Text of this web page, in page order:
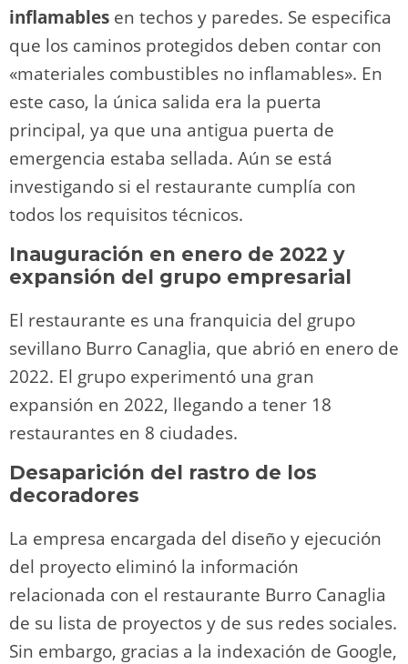
inflamables en techos y paredes. Se especifica
que los caminos protegidos deben contar con
«materiales combustibles no inflamables». En
este caso, la única salida era la puerta
principal, ya que una antigua puerta de
emergencia estaba sellada. Aún se está
investigando si el restaurante cumplía con
todos los requisitos técnicos.
Inauguración en enero de 2022 y
expansión del grupo empresarial
El restaurante es una franquicia del grupo
sevillano Burro Canaglia, que abrió en enero de
2022. El grupo experimentó una gran
expansión en 2022, llegando a tener 18
restaurantes en 8 ciudades.
Desaparición del rastro de los
decoradores
La empresa encargada del diseño y ejecución
del proyecto eliminó la información
relacionada con el restaurante Burro Canaglia
de su lista de proyectos y de sus redes sociales.
Sin embargo, gracias a la indexación de Google,